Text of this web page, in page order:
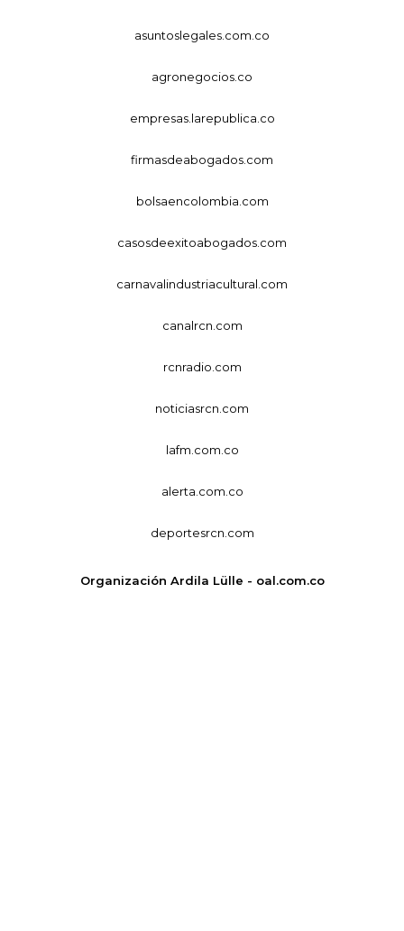
asuntoslegales.com.co
agronegocios.co
empresas.larepublica.co
firmasdeabogados.com
bolsaencolombia.com
casosdeexitoabogados.com
carnavalindustriacultural.com
canalrcn.com
rcnradio.com
noticiasrcn.com
lafm.com.co
alerta.com.co
deportesrcn.com
Organización Ardila Lülle - oal.com.co